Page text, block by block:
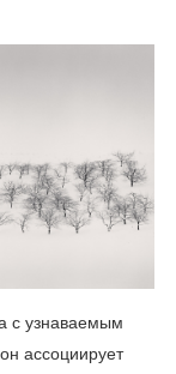
с узнаваемым
ассоциирует